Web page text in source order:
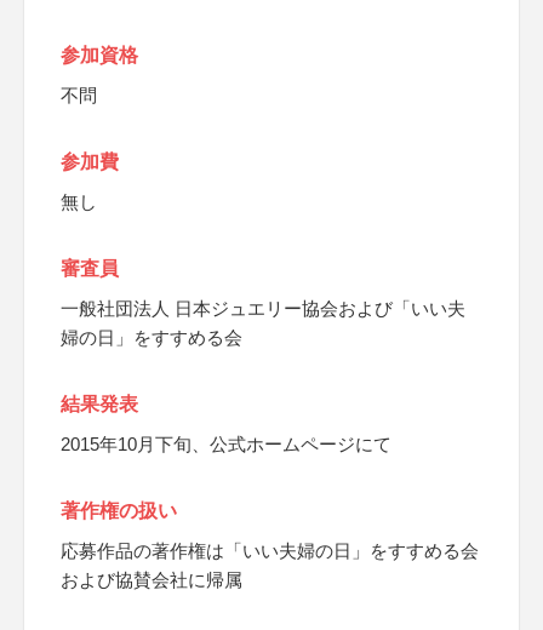
参加資格
不問
参加費
無し
審査員
一般社団法人 日本ジュエリー協会および「いい夫
婦の日」をすすめる会
結果発表
2015年10月下旬、公式ホームページにて
著作権の扱い
応募作品の著作権は「いい夫婦の日」をすすめる会
および協賛会社に帰属